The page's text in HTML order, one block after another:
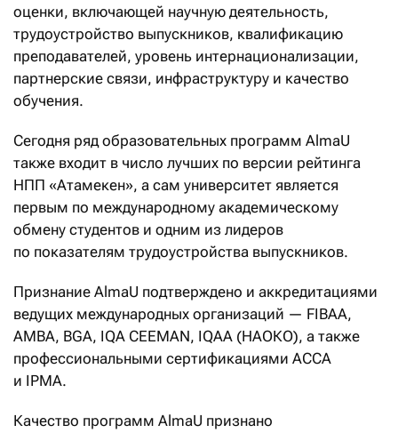
оценки, включающей научную деятельность,
трудоустройство выпускников, квалификацию
преподавателей, уровень интернационализации,
партнерские связи, инфраструктуру и качество
обучения.
Сегодня ряд образовательных программ AlmaU
также входит в число лучших по версии рейтинга
НПП «Атамекен», а сам университет является
первым по международному академическому
обмену студентов и одним из лидеров
по показателям трудоустройства выпускников.
Признание AlmaU подтверждено и аккредитациями
ведущих международных организаций — FIBAA,
AMBA, BGA, IQA CEEMAN, IQAA (НАОКО), а также
профессиональными сертификациями ACCA
и IPMA.
Качество программ AlmaU признано